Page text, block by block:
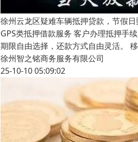
徐州云龙区疑难车辆抵押贷款，节假
GPS类抵押借款服务 客户办理抵押手
期限自由选择，还款方式自由灵活。
徐州智之铭商务服务有限公司
25-10-10 05:09:02